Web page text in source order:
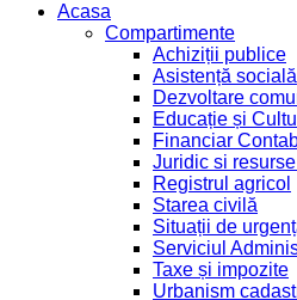
Acasa
Compartimente
Achiziții publice
Asistență socială
Dezvoltare
Educație și
Financiar
Juridic si
Registrul agricol
Starea civilă
Situații de
Serviciul
Taxe și impozite
Urbanism